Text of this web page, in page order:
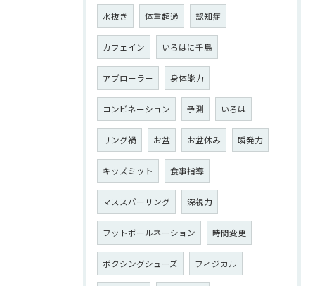
水抜き 体重超過 認知症
カフェイン いろはに千鳥
アブローラー 身体能力
コンビネーション 予測 いろは
リング禍 お盆 お盆休み 瞬発力
キッズミット 食事指導
マススパーリング 深視力
フットボールネーション 時間変更
ボクシングシューズ フィジカル